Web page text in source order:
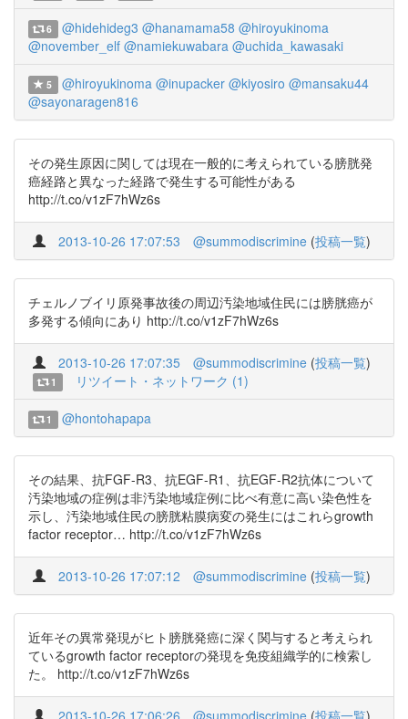
6 @hidehideg3 @hanamama58 @hiroyukinoma
@november_elf @namiekuwabara @uchida_kawasaki
5 @hiroyukinoma @inupacker @kiyosiro @mansaku44
@sayonaragen816
その発生原因に関しては現在一般的に考えられている膀胱発
癌経路と異なった経路で発生する可能性がある
http://t.co/v1zF7hWz6s
2013-10-26 17:07:53 @summodiscrimine (投稿一覧)
チェルノブイリ原発事故後の周辺汚染地域住民には膀胱癌が
多発する傾向にあり http://t.co/v1zF7hWz6s
2013-10-26 17:07:35 @summodiscrimine (投稿一覧)
1 リツイート・ネットワーク (1)
1 @hontohapapa
その結果、抗FGF-R3、抗EGF-R1、抗EGF-R2抗体について
汚染地域の症例は非汚染地域症例に比べ有意に高い染色性を
示し、汚染地域住民の膀胱粘膜病変の発生にはこれらgrowth
factor receptor… http://t.co/v1zF7hWz6s
2013-10-26 17:07:12 @summodiscrimine (投稿一覧)
近年その異常発現がヒト膀胱発癌に深く関与すると考えられ
ているgrowth factor receptorの発現を免疫組織学的に検索し
た。 http://t.co/v1zF7hWz6s
2013-10-26 17:06:26 @summodiscrimine (投稿一覧)